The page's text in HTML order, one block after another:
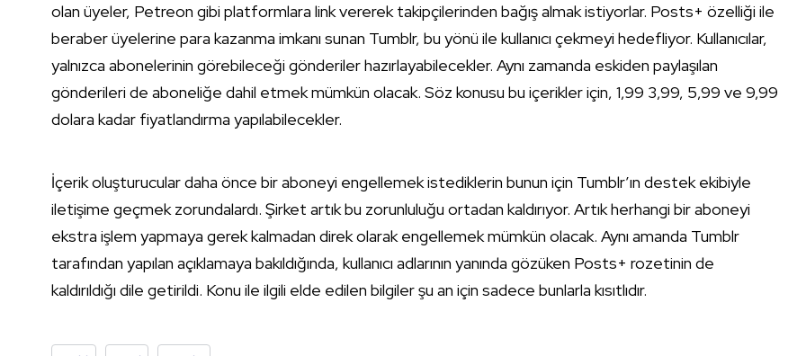
olan üyeler, Petreon gibi platformlara link vererek takipçilerinden bağış almak istiyorlar. Posts+ özelliği ile
beraber üyelerine para kazanma imkanı sunan Tumblr, bu yönü ile kullanıcı çekmeyi hedefliyor. Kullanıcılar,
yalnızca abonelerinin görebileceği gönderiler hazırlayabilecekler. Aynı zamanda eskiden paylaşılan
gönderileri de aboneliğe dahil etmek mümkün olacak. Söz konusu bu içerikler için, 1,99 3,99, 5,99 ve 9,99
dolara kadar fiyatlandırma yapılabilecekler.
İçerik oluşturucular daha önce bir aboneyi engellemek istediklerin bunun için Tumblr’ın destek ekibiyle
iletişime geçmek zorundalardı. Şirket artık bu zorunluluğu ortadan kaldırıyor. Artık herhangi bir aboneyi
ekstra işlem yapmaya gerek kalmadan direk olarak engellemek mümkün olacak. Aynı amanda Tumblr
tarafından yapılan açıklamaya bakıldığında, kullanıcı adlarının yanında gözüken Posts+ rozetinin de
kaldırıldığı dile getirildi. Konu ile ilgili elde edilen bilgiler şu an için sadece bunlarla kısıtlıdır.